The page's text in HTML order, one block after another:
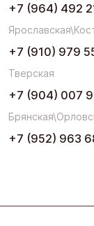
+7 (964) 492
+7 (910) 979
Тверская
+7 (904) 007
+7 (952) 963